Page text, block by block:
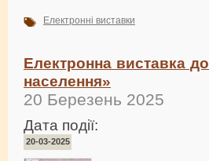
Електронні виставки
Електронна виставка
населення»
20 Березень 2025
Дата події:
20-03-2025